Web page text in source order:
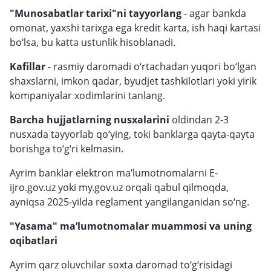
"Munosabatlar tarixi"ni tayyorlang- agar bankda
omonat, yaxshi tarixga ega kredit karta, ish haqi kartasi
bo‘lsa, bu katta ustunlik hisoblanadi.
Kafillar- rasmiy daromadi o‘rtachadan yuqori bo‘lgan
shaxslarni, imkon qadar, byudjet tashkilotlari yoki yirik
kompaniyalar xodimlarini tanlang.
Barcha hujjatlarning nusxalarini oldindan 2-3
nusxada tayyorlab qo‘ying, toki banklarga qayta-qayta
borishga to‘g‘ri kelmasin.
Ayrim banklar elektron ma’lumotnomalarni E-
ijro.gov.uz yoki my.gov.uz orqali qabul qilmoqda,
ayniqsa 2025-yilda reglament yangilanganidan so‘ng.
"Yasama" ma’lumotnomalar muammosi va uning
oqibatlari
Ayrim qarz oluvchilar soxta daromad to‘g‘risidagi